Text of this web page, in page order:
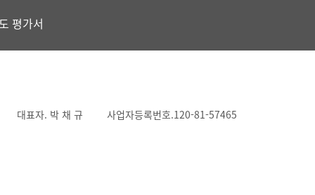
평가서
대표자. 박 채 규 사업자등록번호.120-81-57465